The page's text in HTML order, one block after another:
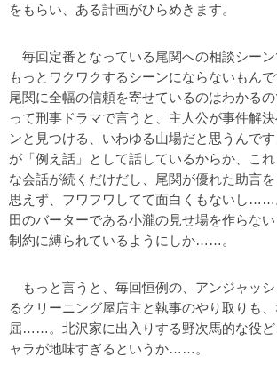
をもらい、ある計画がひらめきます。
毎回定番となっている尾関への相談シー
もっとワクワクするシーンにならないもん
尾関に全幅の信頼を寄せているのはわかる
って刑事ドラマで言うと、主人公が事件解
ンと見つける、いわゆる山場だと思うんで
が「例え話」として話しているからか、こ
な会話が続くだけだし、尾関が優れた助言
思えず、フワフワしてて面白くもないし……
田のバーターである小瀧の見せ場を作らな
制約に縛られているようにしか……。
もっと言うと、毎回恒例の、アンジャッ
るクリーニング屋店主と執事のやり取りも
屈……。北沢家に出入りする野次馬的な役ど
ャラが地味すぎるというか……。